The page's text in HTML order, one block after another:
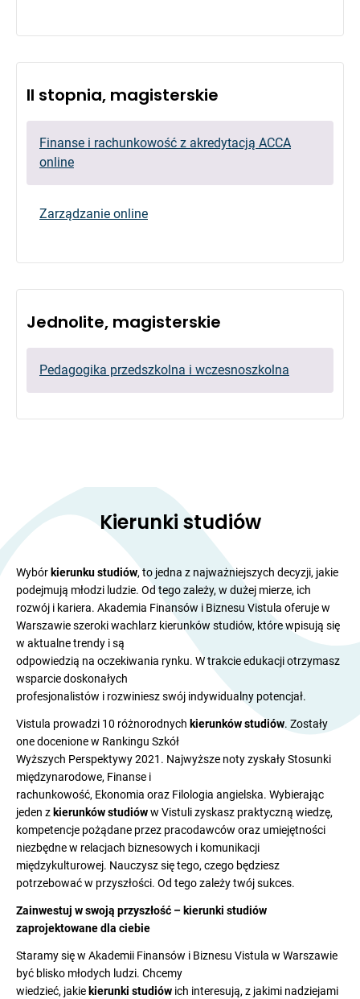
II stopnia, magisterskie
Finanse i rachunkowość z akredytacją ACCA
online
Zarządzanie online
Jednolite, magisterskie
Pedagogika przedszkolna i wczesnoszkolna
Kierunki studiów
Wybór kierunku studiów, to jedna z najważniejszych decyzji, jakie
podejmują młodzi ludzie. Od tego zależy, w dużej mierze, ich
rozwój i kariera. Akademia Finansów i Biznesu Vistula oferuje w
Warszawie szeroki wachlarz kierunków studiów, które wpisują się
w aktualne trendy i są
odpowiedzią na oczekiwania rynku. W trakcie edukacji otrzymasz
wsparcie doskonałych
profesjonalistów i rozwiniesz swój indywidualny potencjał.
Vistula prowadzi 10 różnorodnych kierunków studiów. Zostały
one docenione w Rankingu Szkół
Wyższych Perspektywy 2021. Najwyższe noty zyskały Stosunki
międzynarodowe, Finanse i
rachunkowość, Ekonomia oraz Filologia angielska. Wybierając
jeden z kierunków studióww Vistuli zyskasz praktyczną wiedzę,
kompetencje pożądane przez pracodawców oraz umiejętności
niezbędne w relacjach biznesowych i komunikacji
międzykulturowej. Nauczysz się tego, czego będziesz
potrzebować w przyszłości. Od tego zależy twój sukces.
Zainwestuj w swoją przyszłość – kierunki studiów
zaprojektowane dla ciebie
Staramy się w Akademii Finansów i Biznesu Vistula w Warszawie
być blisko młodych ludzi. Chcemy
wiedzieć, jakie kierunki studiów ich interesują, z jakimi nadziejami